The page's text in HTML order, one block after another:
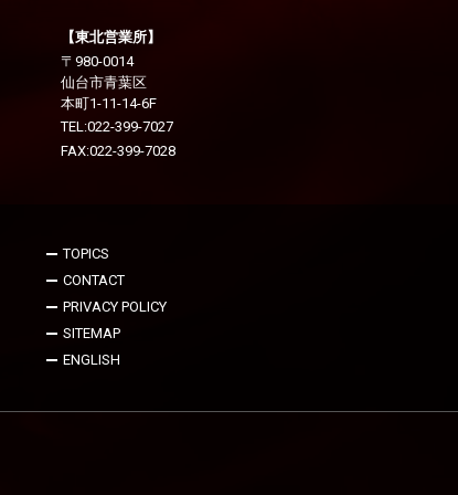
【東北営業所】
〒980-0014
仙台市青葉区
本町1-11-14-6F
TEL:022-399-7027
FAX:022-399-7028
TOPICS
CONTACT
PRIVACY POLICY
SITEMAP
ENGLISH